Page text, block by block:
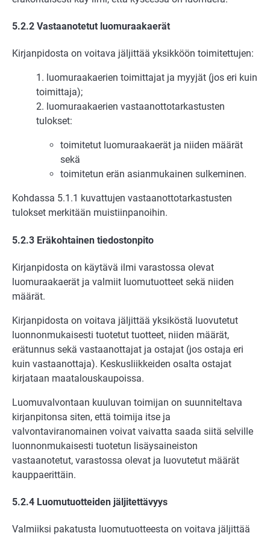
5.2.2 Vastaanotetut luomuraakaerät
Kirjanpidosta on voitava jäljittää yksikköön toimitettujen:
1. luomuraakaerien toimittajat ja myyjät (jos eri kuin
toimittaja);
2. luomuraakaerien vastaanottotarkastusten
tulokset:
toimitetut luomuraakaerät ja niiden määrät
sekä
toimitetun erän asianmukainen sulkeminen.
Kohdassa 5.1.1 kuvattujen vastaanottotarkastusten
tulokset merkitään muistiinpanoihin.
5.2.3 Eräkohtainen tiedostonpito
Kirjanpidosta on käytävä ilmi varastossa olevat
luomuraakaerät ja valmiit luomutuotteet sekä niiden
määrät.
Kirjanpidosta on voitava jäljittää yksiköstä luovutetut
luonnonmukaisesti tuotetut tuotteet, niiden määrät,
erätunnus sekä vastaanottajat ja ostajat (jos ostaja eri
kuin vastaanottaja). Keskusliikkeiden osalta ostajat
kirjataan maatalouskaupoissa.
Luomuvalvontaan kuuluvan toimijan on suunniteltava
kirjanpitonsa siten, että toimija itse ja
valvontaviranomainen voivat vaivatta saada siitä selville
luonnonmukaisesti tuotetun lisäysaineiston
vastaanotetut, varastossa olevat ja luovutetut määrät
kauppaerittäin.
5.2.4 Luomutuotteiden jäljitettävyys
Valmiiksi pakatusta luomutuotteesta on voitava jäljittää